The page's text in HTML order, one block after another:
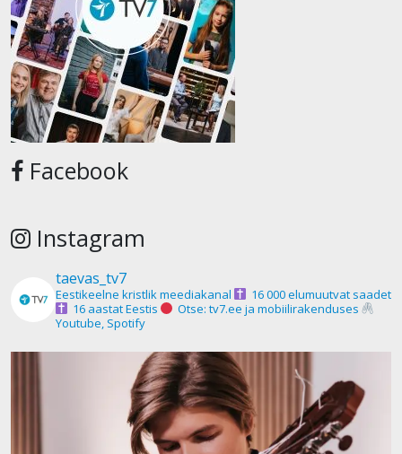
Facebook
Instagram
taevas_tv7
Eestikeelne kristlik meediakanal
16 000 elumuutvat saadet
16 aastat Eestis
Otse: tv7.ee ja mobiilirakenduses
Youtube, Spotify